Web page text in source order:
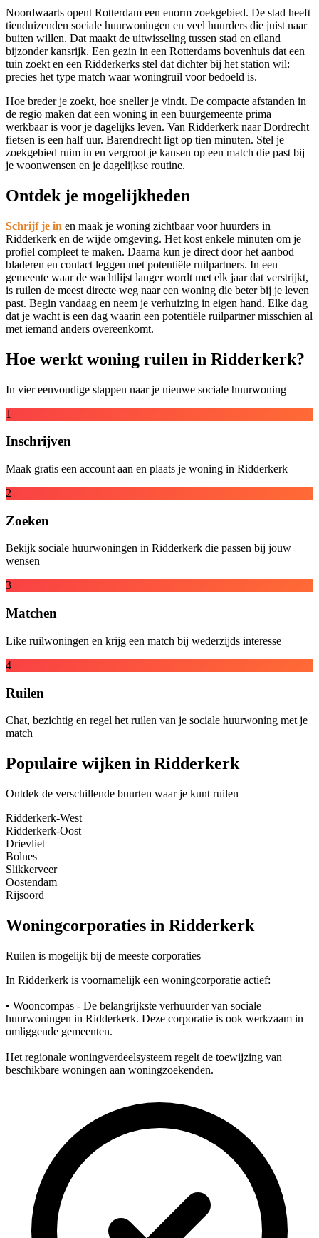
Noordwaarts opent Rotterdam een enorm zoekgebied. De stad heeft
tienduizenden sociale huurwoningen en veel huurders die juist naar
buiten willen. Dat maakt de uitwisseling tussen stad en eiland
bijzonder kansrijk. Een gezin in een Rotterdams bovenhuis dat een
tuin zoekt en een Ridderkerks stel dat dichter bij het station wil:
precies het type match waar woningruil voor bedoeld is.
Hoe breder je zoekt, hoe sneller je vindt. De compacte afstanden in
de regio maken dat een woning in een buurgemeente prima
werkbaar is voor je dagelijks leven. Van Ridderkerk naar Dordrecht
fietsen is een half uur. Barendrecht ligt op tien minuten. Stel je
zoekgebied ruim in en vergroot je kansen op een match die past bij
je woonwensen en je dagelijkse routine.
Ontdek je mogelijkheden
Schrijf je in en maak je woning zichtbaar voor huurders in
Ridderkerk en de wijde omgeving. Het kost enkele minuten om je
profiel compleet te maken. Daarna kun je direct door het aanbod
bladeren en contact leggen met potentiële ruilpartners. In een
gemeente waar de wachtlijst langer wordt met elk jaar dat verstrijkt,
is ruilen de meest directe weg naar een woning die beter bij je leven
past. Begin vandaag en neem je verhuizing in eigen hand. Elke dag
dat je wacht is een dag waarin een potentiële ruilpartner misschien al
met iemand anders overeenkomt.
Hoe werkt woning ruilen in Ridderkerk?
In vier eenvoudige stappen naar je nieuwe sociale huurwoning
1
Inschrijven
Maak gratis een account aan en plaats je woning in Ridderkerk
2
Zoeken
Bekijk sociale huurwoningen in Ridderkerk die passen bij jouw
wensen
3
Matchen
Like ruilwoningen en krijg een match bij wederzijds interesse
4
Ruilen
Chat, bezichtig en regel het ruilen van je sociale huurwoning met je
match
Populaire wijken in Ridderkerk
Ontdek de verschillende buurten waar je kunt ruilen
Ridderkerk-West
Ridderkerk-Oost
Drievliet
Bolnes
Slikkerveer
Oostendam
Rijsoord
Woningcorporaties in Ridderkerk
Ruilen is mogelijk bij de meeste corporaties
In Ridderkerk is voornamelijk een woningcorporatie actief:
• Wooncompas - De belangrijkste verhuurder van sociale
huurwoningen in Ridderkerk. Deze corporatie is ook werkzaam in
omliggende gemeenten.
Het regionale woningverdeelsysteem regelt de toewijzing van
beschikbare woningen aan woningzoekenden.